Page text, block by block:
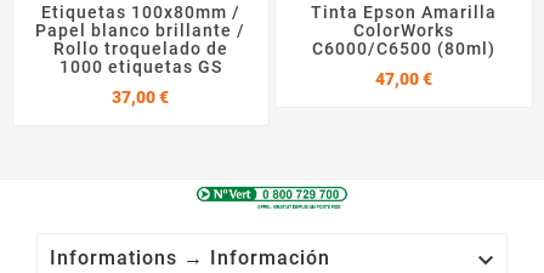
Etiquetas 100x80mm /
Papel blanco brillante /
Rollo troquelado de
1000 etiquetas GS
37,00 €Precio
Tinta Epson Amarilla
ColorWorks
C6000/C6500 (80ml)
47,00 €Precio
Informations → Información 